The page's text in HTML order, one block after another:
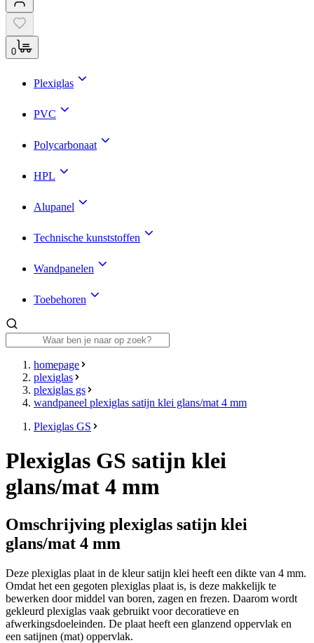
0
Plexiglas
PVC
Polycarbonaat
HPL
Alupanel
Technische kunststoffen
Wandpanelen
Toebehoren
homepage
plexiglas
plexiglas gs
wandpaneel plexiglas satijn klei glans/mat 4 mm
Plexiglas GS
Plexiglas GS satijn klei
glans/mat 4 mm
Omschrijving plexiglas satijn klei
glans/mat 4 mm
Deze plexiglas plaat in de kleur satijn klei heeft een dikte van 4 mm.
Omdat het een gegoten plexiglas plaat is, is deze makkelijk te
bewerken door middel van boren, zagen en frezen. Daarom wordt
gekleurd plexiglas vaak gebruikt voor decoratieve en
afwerkingsdoeleinden. De plaat heeft een glanzend oppervlak en
een satijnen (mat) oppervlak.